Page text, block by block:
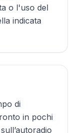
o l'uso del
indicata
di
in pochi